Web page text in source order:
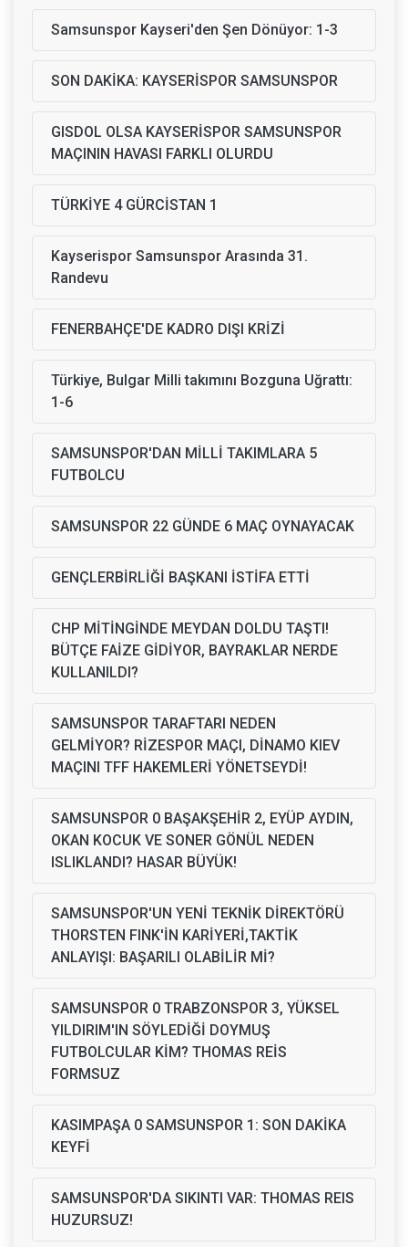
Samsunspor Kayseri'den Şen Dönüyor: 1-3
SON DAKİKA: KAYSERİSPOR SAMSUNSPOR
GISDOL OLSA KAYSERİSPOR SAMSUNSPOR
MAÇININ HAVASI FARKLI OLURDU
TÜRKİYE 4 GÜRCİSTAN 1
Kayserispor Samsunspor Arasında 31.
Randevu
FENERBAHÇE'DE KADRO DIŞI KRİZİ
Türkiye, Bulgar Milli takımını Bozguna Uğrattı:
1-6
SAMSUNSPOR'DAN MİLLİ TAKIMLARA 5
FUTBOLCU
SAMSUNSPOR 22 GÜNDE 6 MAÇ OYNAYACAK
GENÇLERBİRLİĞİ BAŞKANI İSTİFA ETTİ
CHP MİTİNGİNDE MEYDAN DOLDU TAŞTI!
BÜTÇE FAİZE GİDİYOR, BAYRAKLAR NERDE
KULLANILDI?
SAMSUNSPOR TARAFTARI NEDEN
GELMİYOR? RİZESPOR MAÇI, DİNAMO KIEV
MAÇINI TFF HAKEMLERİ YÖNETSEYDİ!
SAMSUNSPOR 0 BAŞAKŞEHİR 2, EYÜP AYDIN,
OKAN KOCUK VE SONER GÖNÜL NEDEN
ISLIKLANDI? HASAR BÜYÜK!
SAMSUNSPOR'UN YENİ TEKNİK DİREKTÖRÜ
THORSTEN FINK'İN KARİYERİ,TAKTİK
ANLAYIŞI: BAŞARILI OLABİLİR Mİ?
SAMSUNSPOR 0 TRABZONSPOR 3, YÜKSEL
YILDIRIM'IN SÖYLEDİĞİ DOYMUŞ
FUTBOLCULAR KİM? THOMAS REİS
FORMSUZ
KASIMPAŞA 0 SAMSUNSPOR 1: SON DAKİKA
KEYFİ
SAMSUNSPOR'DA SIKINTI VAR: THOMAS REIS
HUZURSUZ!